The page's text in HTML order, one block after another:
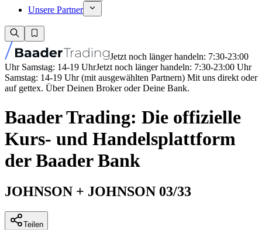
Unsere Partner
Jetzt noch länger handeln: 7:30-23:00
Uhr Samstag: 14-19 UhrJetzt noch länger handeln: 7:30-23:00 Uhr
Samstag: 14-19 Uhr (mit ausgewählten Partnern) Mit uns direkt oder
auf gettex. Über Deinen Broker oder Deine Bank.
Baader Trading: Die offizielle
Kurs- und Handelsplattform
der Baader Bank
JOHNSON + JOHNSON 03/33
Teilen